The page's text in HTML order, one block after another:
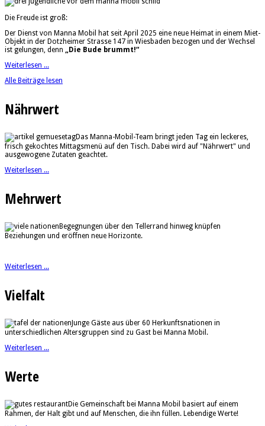
Die Freude ist groß:
Der Dienst von Manna Mobil hat seit April 2025 eine neue Heimat in einem Miet-
Objekt in der Dotzheimer Strasse 147 in Wiesbaden bezogen und der Wechsel
ist gelungen, denn
„Die Bude brummt!“
Weiterlesen ...
Alle Beiträge lesen
Nährwert
Das Manna-Mobil-Team bringt jeden Tag ein leckeres,
frisch gekochtes Mittagsmenü auf den Tisch. Dabei wird auf "Nährwert" und
ausgewogene Zutaten geachtet.
Weiterlesen ...
Mehrwert
Begegnungen über den Tellerrand hinweg knüpfen
Beziehungen und eröffnen neue Horizonte.
Weiterlesen ...
Vielfalt
Junge Gäste aus über 60 Herkunftsnationen in
unterschiedlichen Altersgruppen sind zu Gast bei Manna Mobil.
Weiterlesen ...
Werte
Die Gemeinschaft bei Manna Mobil basiert auf einem
Rahmen, der Halt gibt und auf Menschen, die ihn füllen. Lebendige Werte!